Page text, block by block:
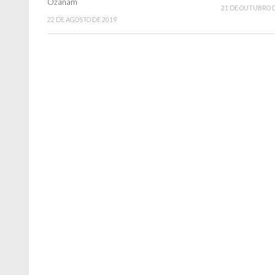
22 DE AGOSTO DE 2019
21 DE OUTUBRO